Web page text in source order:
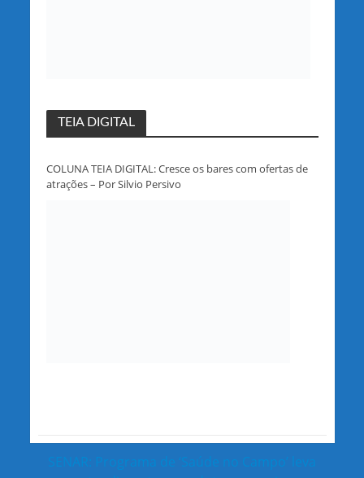
TEIA DIGITAL
COLUNA TEIA DIGITAL: Cresce os bares com ofertas de
atrações – Por Silvio Persivo
SENAR: Programa de ‘Saúde no Campo’ leva